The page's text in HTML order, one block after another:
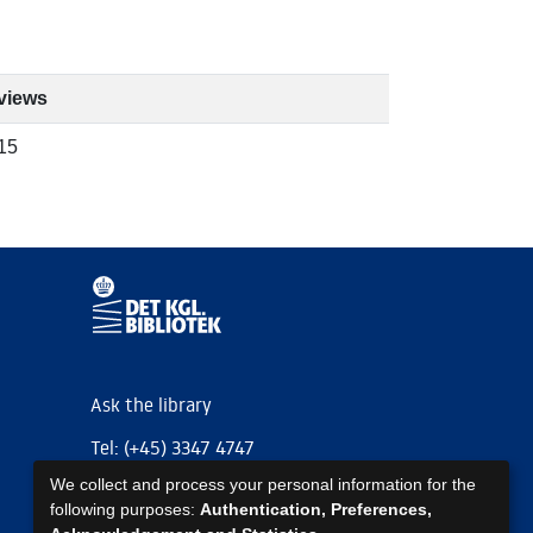
Ask the library
Tel: (+45) 3347 4747
kb@kb.dk
We collect and process your personal information for the
following purposes: Authentication, Preferences,